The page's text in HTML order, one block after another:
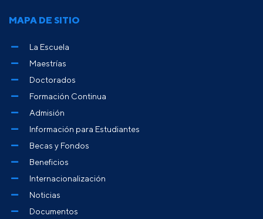
MAPA DE SITIO
La Escuela
Maestrías
Doctorados
Formación Continua
Admisión
Información para Estudiantes
Becas y Fondos
Beneficios
Internacionalización
Noticias
Documentos